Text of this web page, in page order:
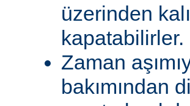
üzerinden
kapatabilirler.
Zaman
bakımından